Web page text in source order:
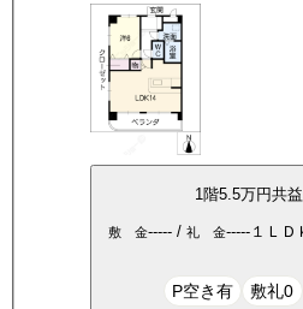
1 階5.5万円共
敷 金-----/ 礼 金-----１ＬＤ
P空き有 敷礼0